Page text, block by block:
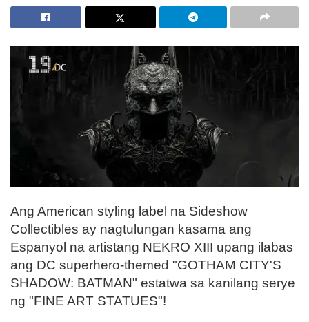
Ang American styling label na Sideshow
Collectibles ay nagtulungan kasama ang
Espanyol na artistang NEKRO XIII upang ilabas
ang DC superhero-themed "GOTHAM CITY'S
SHADOW: BATMAN" estatwa sa kanilang serye
ng "FINE ART STATUES"!